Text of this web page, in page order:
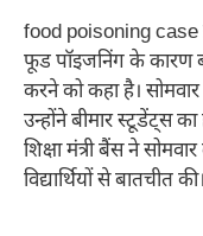
food poisoning case
फूड पॉइजनिंग के कारण
करने को कहा है।
उन्होंने बीमार स्टूडेंट्स
शिक्षा मंत्री बैंस ने
विद्यार्थियों से बातचीत की।